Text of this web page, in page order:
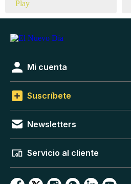
Mi cuenta
Suscríbete
Newsletters
Servicio al cliente